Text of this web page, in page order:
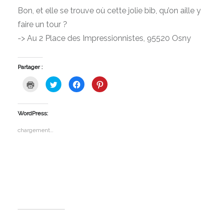
Bon, et elle se trouve où cette jolie bib, qu’on aille y
faire un tour ?
-> Au 2 Place des Impressionnistes, 95520 Osny
Partager :
Cliquer
pour
imprimer(ouvre
une
nouvelle
fenêtre)
Cliquez
pour
partager
Cliquez
pour
partager
Cliquez
pour
WordPress:
chargement…